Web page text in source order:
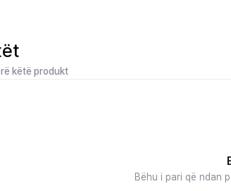
këtë produkt
Bëhu i pari që ndan